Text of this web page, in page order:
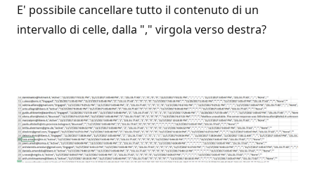
E' possibile cancellare tutto il contenuto di un
intervallo di celle, dalla "," virgola verso destra?